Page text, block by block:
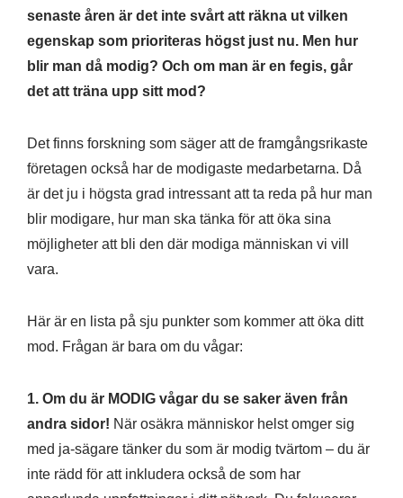
senaste åren är det inte svårt att räkna ut vilken
egenskap som prioriteras högst just nu. Men hur
blir man då modig? Och om man är en fegis, går
det att träna upp sitt mod?
Det finns forskning som säger att de framgångsrikaste
företagen också har de modigaste medarbetarna. Då
är det ju i högsta grad intressant att ta reda på hur man
blir modigare, hur man ska tänka för att öka sina
möjligheter att bli den där modiga människan vi vill
vara.
Här är en lista på sju punkter som kommer att öka ditt
mod. Frågan är bara om du vågar:
1. Om du är MODIG vågar du se saker även från
andra sidor! När osäkra människor helst omger sig
med ja-sägare tänker du som är modig tvärtom – du är
inte rädd för att inkludera också de som har